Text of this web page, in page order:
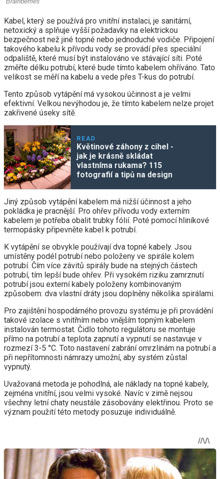
Kabel, který se používá pro vnitřní instalaci, je sanitární,
netoxický a splňuje vyšší požadavky na elektrickou
bezpečnost než jiné topné nebo jednoduché vodiče. Připojení
takového kabelu k přívodu vody se provádí přes speciální
odpaliště, které musí být instalováno ve stávající síti. Poté
změřte délku potrubí, které bude tímto kabelem ohříváno. Tato
velikost se měří na kabelu a vede přes T-kus do potrubí.
Tento způsob vytápění má vysokou účinnost a je velmi
efektivní. Velkou nevýhodou je, že tímto kabelem nelze projet
zakřivené úseky sítě.
READ
Květinové záhony z cihel -
jak je krásně skládat
vlastníma rukama? 115
fotografií a tipů na design
Jiný způsob vytápění kabelem má nižší účinnost a jeho
pokládka je pracnější. Pro ohřev přívodu vody externím
kabelem je potřeba obalit trubky fólií. Poté pomocí hliníkové
termopásky připevněte kabel k potrubí.
K vytápění se obvykle používají dva topné kabely. Jsou
umístěny podél potrubí nebo položeny ve spirále kolem
potrubí. Čím více závitů spirály bude na stejných částech
potrubí, tím lepší bude ohřev. Při vysokém riziku zamrznutí
potrubí jsou externí kabely položeny kombinovaným
způsobem: dva vlastní dráty jsou doplněny několika spirálami.
Pro zajištění hospodárného provozu systému je při provádění
takové izolace s vnitřním nebo vnějším topným kabelem
instalován termostat. Čidlo tohoto regulátoru se montuje
přímo na potrubí a teplota zapnutí a vypnutí se nastavuje v
rozmezí 3-5 °C. Toto nastavení zabrání omrzlinám na potrubí a
při nepřítomnosti námrazy umožní, aby systém zůstal
vypnutý.
Uvažovaná metoda je pohodlná, ale náklady na topné kabely,
zejména vnitřní, jsou velmi vysoké. Navíc v zimě nejsou
všechny letní chaty neustále zásobovány elektřinou. Proto se
význam použití této metody posuzuje individuálně.